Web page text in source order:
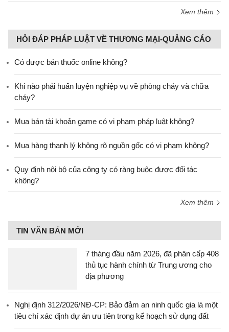
Xem thêm
HỎI ĐÁP PHÁP LUẬT VỀ THƯƠNG MẠI-QUẢNG CÁO
Có được bán thuốc online không?
Khi nào phải huấn luyện nghiệp vụ về phòng cháy và chữa
cháy?
Mua bán tài khoản game có vi phạm pháp luật không?
Mua hàng thanh lý không rõ nguồn gốc có vi phạm không?
Quy định nội bộ của công ty có ràng buộc được đối tác
không?
Xem thêm
TIN VĂN BẢN MỚI
7 tháng đầu năm 2026, đã phân cấp 408
thủ tục hành chính từ Trung ương cho
địa phương
Nghị định 312/2026/NĐ-CP: Bảo đảm an ninh quốc gia là một
tiêu chí xác định dự án ưu tiên trong kế hoạch sử dụng đất